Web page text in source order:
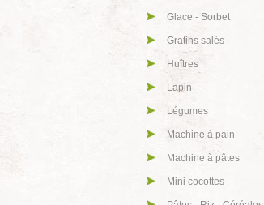
Glace - Sorbet
Gratins salés
Huîtres
Lapin
Légumes
Machine à pain
Machine à pâtes
Mini cocottes